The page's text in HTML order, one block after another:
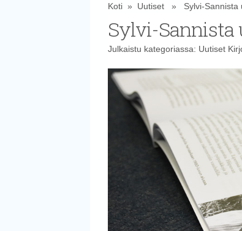
Koti» Uutiset» Sylvi-Sannista
Sylvi-Sannista
Julkaistu kategoriassa: Uutiset